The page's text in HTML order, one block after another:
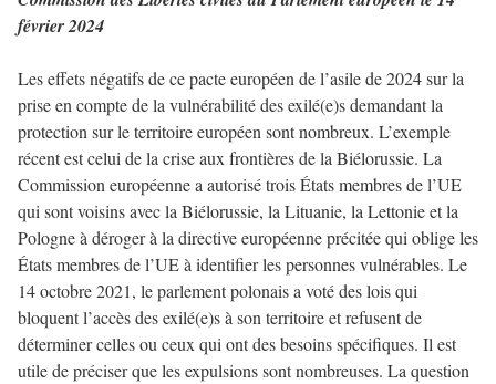
février 2024
Les effets négatifs de ce pacte européen de l’asile de 2024 sur la
prise en compte de la vulnérabilité des exilé(e)s demandant la
protection sur le territoire européen sont nombreux. L’exemple
récent est celui de la crise aux frontières de la Biélorussie. La
Commission européenne a autorisé trois États membres de l’UE
qui sont voisins avec la Biélorussie, la Lituanie, la Lettonie et la
Pologne à déroger à la directive européenne précitée qui oblige les
États membres de l’UE à identifier les personnes vulnérables. Le
14 octobre 2021, le parlement polonais a voté des lois qui
bloquent l’accès des exilé(e)s à son territoire et refusent de
déterminer celles ou ceux qui ont des besoins spécifiques. Il est
utile de préciser que les expulsions sont nombreuses. La question